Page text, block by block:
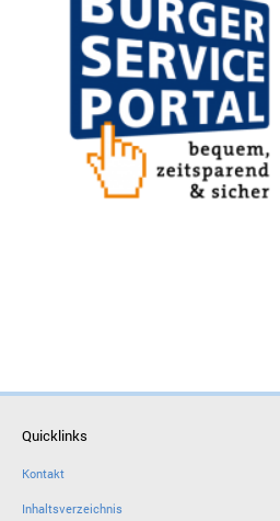
Quicklinks
Kontakt
Inhaltsverzeichnis